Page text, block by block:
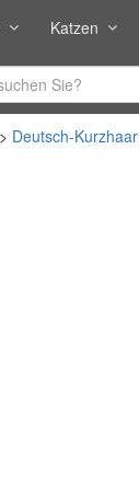
Katzen
Deutsch-Kurzhaar